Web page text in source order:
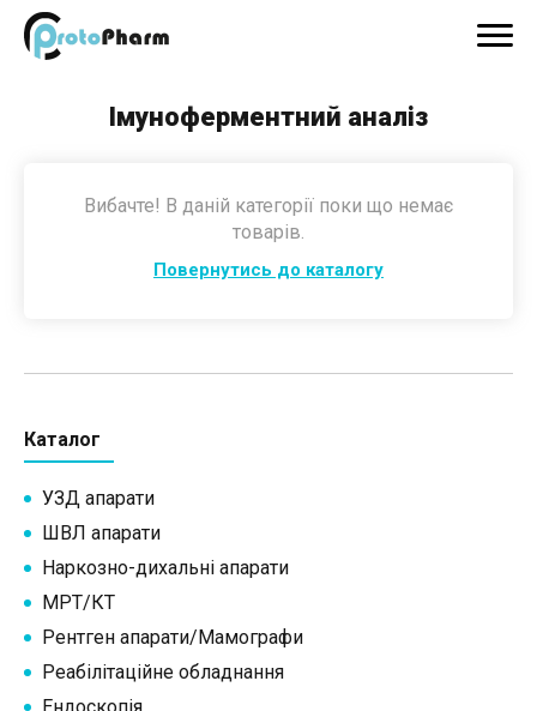
Імуноферментний аналіз
Вибачте! В даній категорії поки що немає
товарів.
Повернутись до каталогу
Каталог
УЗД апарати
ШВЛ апарати
Наркозно-дихальні апарати
МРТ/КТ
Рентген апарати/Мамографи
Реабілітаційне обладнання